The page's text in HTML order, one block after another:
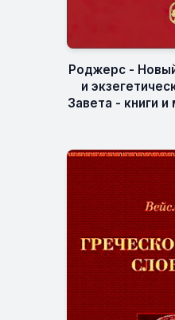
Роджерс -
и
Завета - книги